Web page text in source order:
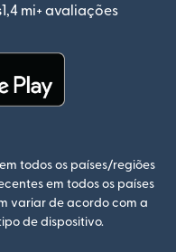
1,4 mi+ avaliações
(abre
todos os países/regiões
em todos os países
variar de acordo com a
de dispositivo.